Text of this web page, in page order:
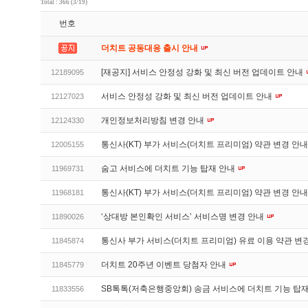
Total : 366 (3/19)
번호
더치트 공동대응 출시 안내
12189095 [재공지] 서비스 안정성 강화 및 최신 버전 업데이트 안내
12127023 서비스 안정성 강화 및 최신 버전 업데이트 안내
12124330 개인정보처리방침 변경 안내
12005155 통신사(KT) 부가 서비스(더치트 프리미엄) 약관 변경 안내
11969731 숨고 서비스에 더치트 기능 탑재 안내
11968181 통신사(KT) 부가 서비스(더치트 프리미엄) 약관 변경 안내
11890026 ‘상대방 본인확인 서비스’ 서비스명 변경 안내
11845874 통신사 부가 서비스(더치트 프리미엄) 유료 이용 약관 변
11845779 더치트 20주년 이벤트 당첨자 안내
11833556 SB톡톡(저축은행중앙회) 송금 서비스에 더치트 기능 탑